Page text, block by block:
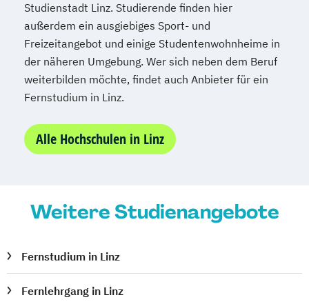
Studienstadt Linz. Studierende finden hier
außerdem ein ausgiebiges Sport- und
Freizeitangebot und einige Studentenwohnheime in
der näheren Umgebung. Wer sich neben dem Beruf
weiterbilden möchte, findet auch Anbieter für ein
Fernstudium in Linz.
Alle Hochschulen in Linz
Weitere Studienangebote
Fernstudium in Linz
Fernlehrgang in Linz